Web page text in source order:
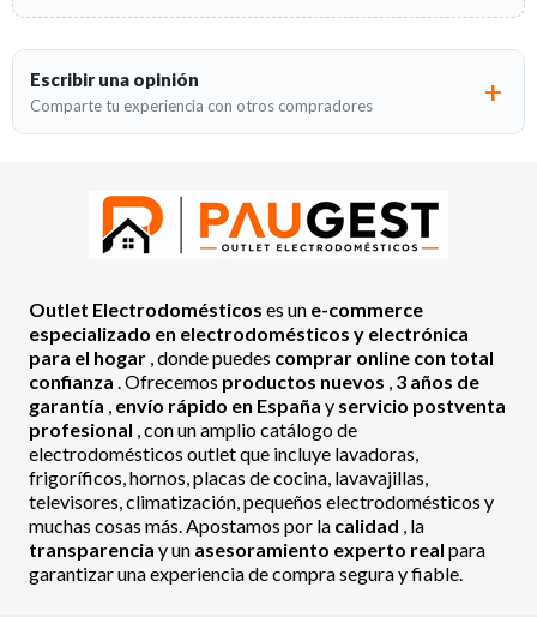
Escribir una opinión
Comparte tu experiencia con otros compradores
Outlet Electrodomésticos es un e-commerce
especializado en electrodomésticos y electrónica
para el hogar , donde puedes comprar online con total
confianza . Ofrecemos productos nuevos 3 años de
garantía envío rápido en España y servicio postventa
profesional , con un amplio catálogo de
electrodomésticos outlet que incluye lavadoras,
frigoríficos, hornos, placas de cocina, lavavajillas,
televisores, climatización, pequeños electrodomésticos y
muchas cosas más. Apostamos por la calidad , la
transparencia y un asesoramiento experto real para
garantizar una experiencia de compra segura y fiable.